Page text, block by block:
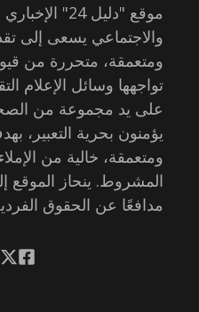
موقع "دليل 24"
والاجتماعي يسعى إلى
ومتعمقة، متحررة من
على يد مجموعة من
يؤمنون بحرية التعبير،
ومتعمقة، خالية من
المشروط. ينحاز الموقع
مدافعًا عن الحقوق